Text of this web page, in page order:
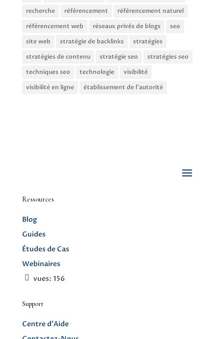
recherche
référencement
référencement naturel
référencement web
réseaux privés de blogs
seo
site web
stratégie de backlinks
stratégies
stratégies de contenu
stratégie seo
stratégies seo
techniques seo
technologie
visibilité
visibilité en ligne
établissement de l'autorité
Ressources
Blog
Guides
Études de Cas
Webinaires
vues: 156
Support
Centre d’Aide